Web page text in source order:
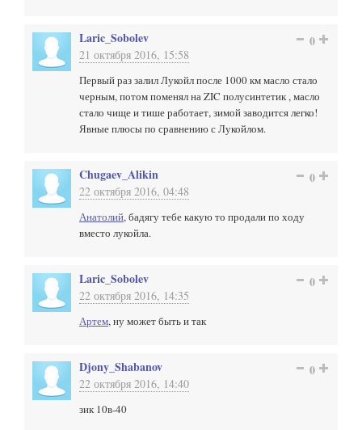
Laric_Sobolev
21 октября 2016, 15:58
0
Первый раз залил Лукойл после 1000 км масло стало
черным, потом поменял на ZIC полусинтетик , масло
стало чище и тише работает, зимой заводится легко!
Явные плюсы по сравнению с Лукойлом.
Chugaev_Alikin
22 октября 2016, 04:48
0
Анатолий, бадягу тебе какую то продали по ходу
вместо лукойла.
Laric_Sobolev
22 октября 2016, 14:35
0
Артем, ну может быть и так
Djony_Shabanov
22 октября 2016, 14:40
0
зик 10в-40